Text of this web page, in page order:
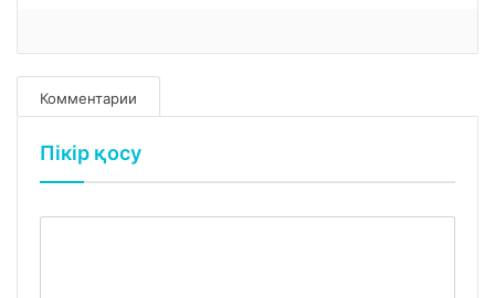
Комментарии
Пікір қосу